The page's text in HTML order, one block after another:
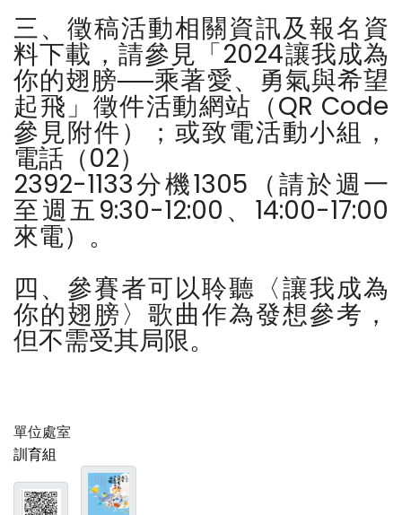
三、徵稿活動相關資訊及報名資
料下載，請參見「2024讓我成為
你的翅膀──乘著愛、勇氣與希望
起飛」徵件活動網站（QR Code
參見附件）；或致電活動小組，
電話（02）
2392-1133分機1305（請於週一
至週五9:30-12:00、14:00-17:00
來電）。
四、參賽者可以聆聽〈讓我成為
你的翅膀〉歌曲作為發想參考，
但不需受其局限。
單位處室
訓育組